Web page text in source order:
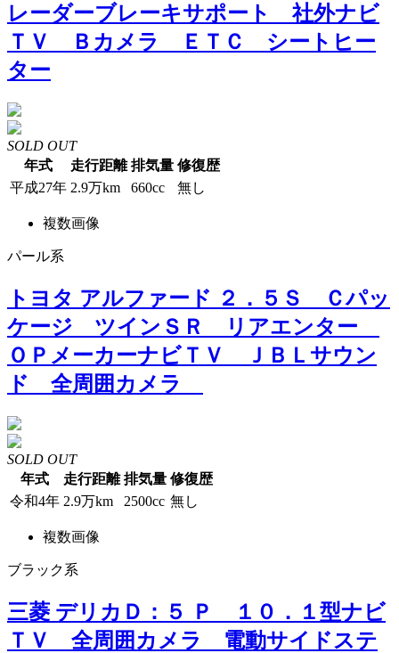
レーダーブレーキサポート 社外ナビ
ＴＶ Ｂカメラ ＥＴＣ シートヒー
ター
SOLD OUT
年式
走行距離 排気量 修復歴
平成27年 2.9万km 660cc 無し
複数画像
パール系
トヨタ アルファード ２．５Ｓ Ｃパッ
ケージ ツインＳＲ リアエンター
ＯＰメーカーナビＴＶ ＪＢＬサウン
ド 全周囲カメラ
SOLD OUT
年式
走行距離 排気量 修復歴
令和4年 2.9万km 2500cc 無し
複数画像
ブラック系
三菱 デリカＤ：５ Ｐ １０．１型ナビ
ＴＶ 全周囲カメラ 電動サイドステ